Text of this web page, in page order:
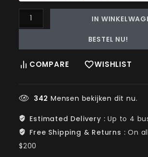
IN
BESTEL NU!
COMPARE WISHLIST
342 Mensen bekijken dit nu.
Estimated Delivery :Up to 4
Free Shipping & Returns :On
$200